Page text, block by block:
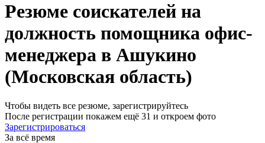
Резюме соискателей на
должность помощника офис-
менеджера в Ашукино
(Московская область)
Чтобы видеть все резюме, зарегистрируйтесь
После регистрации покажем ещё 31 и откроем фото
Зарегистрироваться
За всё время